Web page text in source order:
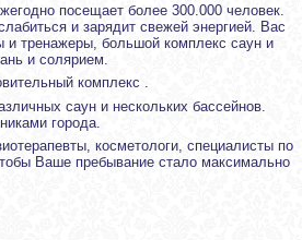
посещает более 300.000 человек.
и зарядит свежей энергией. Вас
и тренажеры, большой комплекс саун и
и солярием.
комплекс .
саун и нескольких бассейнов.
города.
косметологи, специалисты по
Ваше пребывание стало максимально